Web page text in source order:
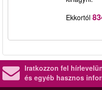
Ekkortól
Iratkozzon fel
és egyéb hasznos